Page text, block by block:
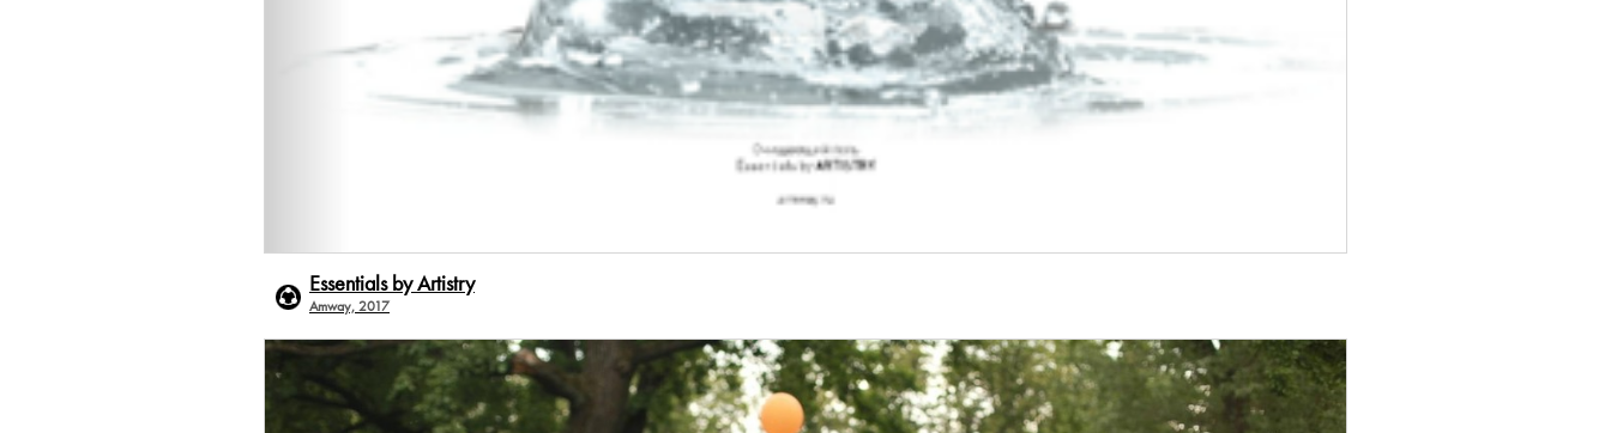
Essentials by Artistry
Amway, 2017